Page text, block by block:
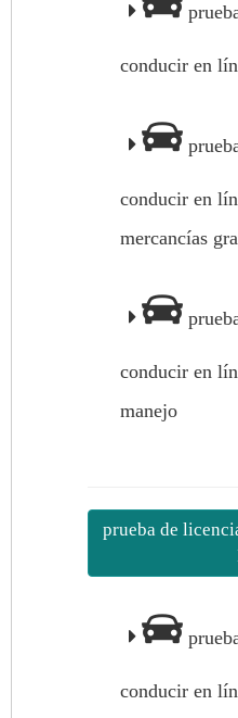
conducir en
conducir en
mercancías
conducir en
manejo
prueba de
conducir en